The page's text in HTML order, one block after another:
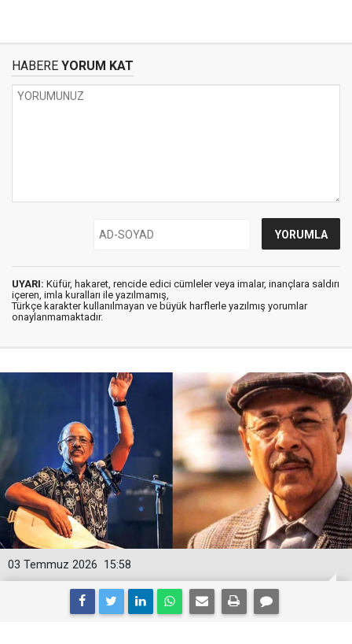
HABERE YORUM KAT
UYARI: Küfür, hakaret, rencide edici cümleler veya imalar, inançlara saldırı
içeren, imla kuralları ile yazılmamış,
Türkçe karakter kullanılmayan ve büyük harflerle yazılmış yorumlar
onaylanmamaktadır.
15:58
03 Temmuz 2026